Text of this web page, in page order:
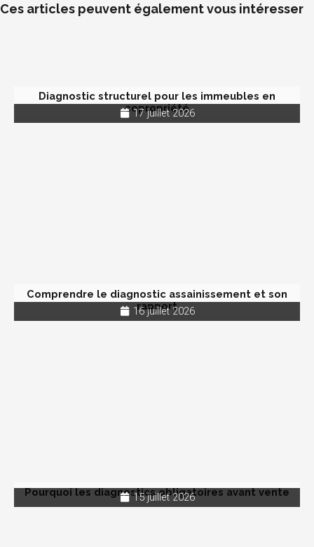
Ces articles peuvent également vous intéresser
Diagnostic structurel pour les immeubles en
copropriété
17 juillet 2026
Comprendre le diagnostic assainissement et son
rapport
16 juillet 2026
Pourquoi les diagnostics obligatoires avant vente
15 juillet 2026